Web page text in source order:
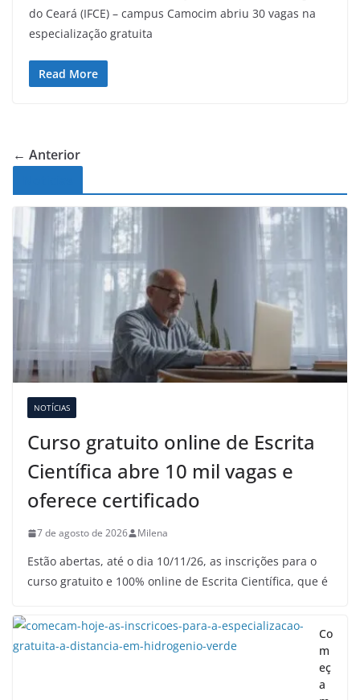
do Ceará (IFCE) – campus Camocim abriu 30 vagas na
especialização gratuita
Read More
← Anterior
NOTÍCIAS
Curso gratuito online de Escrita
Científica abre 10 mil vagas e
oferece certificado
7 de agosto de 2026 Milena
Estão abertas, até o dia 10/11/26, as inscrições para o
curso gratuito e 100% online de Escrita Científica, que é
Co
m
eç
a